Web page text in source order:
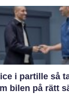
partille så tar du
bilen på rätt